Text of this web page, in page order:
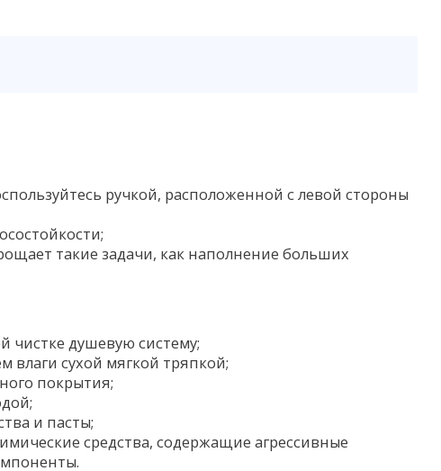
ручкой, расположенной с левой стороны
такие задачи, как наполнение больших
чистке душевую систему;
сухой мягкой тряпкой;
покрытия;
и пасты;
средства, содержащие агрессивные